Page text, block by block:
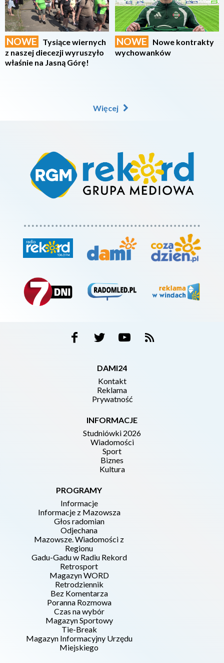
NOWE
Tysiące wiernych
z naszej diecezji wyruszyło
właśnie na Jasną Górę!
NOWE
Nowe kontrakty
wychowanków
Więcej
DAMI24
Kontakt
Reklama
Prywatność
INFORMACJE
Studniówki 2026
Wiadomości
Sport
Biznes
Kultura
PROGRAMY
Informacje
Informacje z Mazowsza
Głos radomian
Odjechana
Mazowsze. Wiadomości z
Regionu
Gadu-Gadu w Radiu Rekord
Retrosport
Magazyn WORD
Retrodziennik
Bez Komentarza
Poranna Rozmowa
Czas na wybór
Magazyn Sportowy
Tie-Break
Magazyn Informacyjny Urzędu
Miejskiego